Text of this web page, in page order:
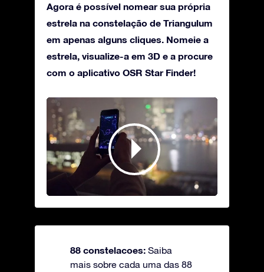
Agora é possível nomear sua própria
estrela na constelação de Triangulum
em apenas alguns cliques. Nomeie a
estrela, visualize-a em 3D e a procure
com o aplicativo OSR Star Finder!
88 constelacoes: Saiba
mais sobre cada uma das 88